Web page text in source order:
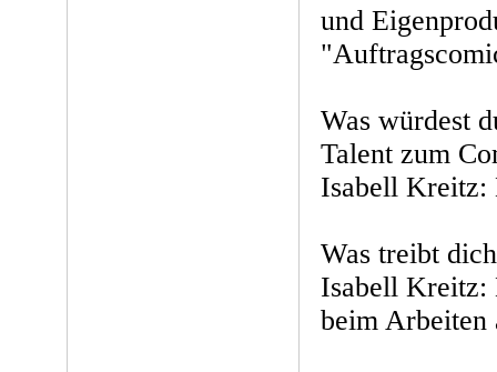
und
Was würdest
Talent zum
Isabell Kreitz:
Was treibt
Isabell Kreitz:
beim Arbeiten